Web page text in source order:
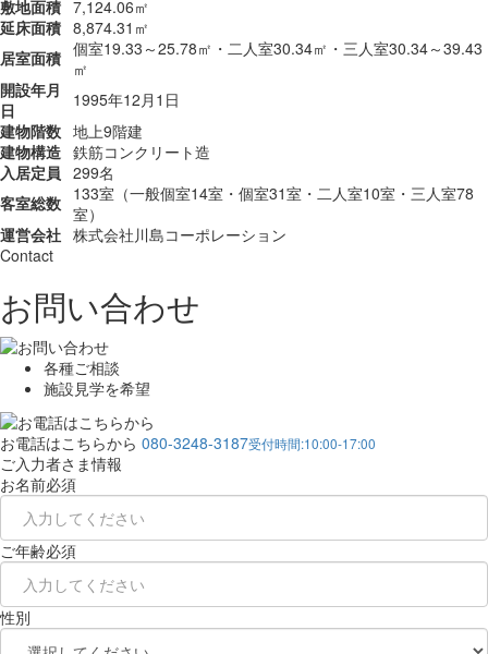
敷地面積 7,124.06㎡
延床面積 8,874.31㎡
居室面積 個室19.33～25.78㎡・二人室30.34㎡・三人室30.34～39.43
㎡
開設年月
日
1995年12月1日
建物階数 地上9階建
建物構造 鉄筋コンクリート造
入居定員 299名
客室総数 133室（一般個室14室・個室31室・二人室10室・三人室78
室）
運営会社 株式会社川島コーポレーション
Contact
お問い合わせ
各種ご相談
施設見学を希望
お電話はこちらから 080-3248-3187受付時間:10:00-17:00
ご入力者さま情報
お名前必須
ご年齢必須
性別